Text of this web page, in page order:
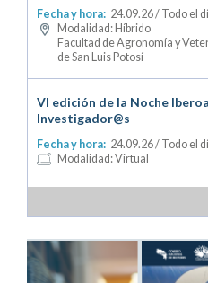
Fecha y hora: 24.09.26/ Todo el
Modalidad: Híbrido
Facultad de Agronomía y
de San Luis Potosí
VI edición de la Noche
Investigador@s
Fecha y hora: 24.09.26/ Todo el
Modalidad: Virtual